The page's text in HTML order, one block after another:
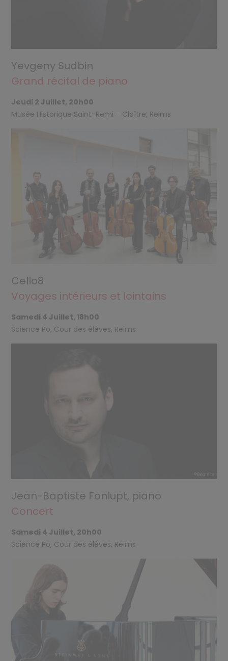
Yevgeny Sudbin
Grand récital de piano
Jeudi 2 Juillet, 20h00
Musée Historique Saint-Remi – Cloître, Reims
Cello8
Voyages intérieurs et lointains
Samedi 4 Juillet, 18h00
Science Po, Cour des élèves, Reims
Jean-Baptiste Fonlupt, piano
Concert
Samedi 4 Juillet, 20h00
Science Po, Cour des élèves, Reims